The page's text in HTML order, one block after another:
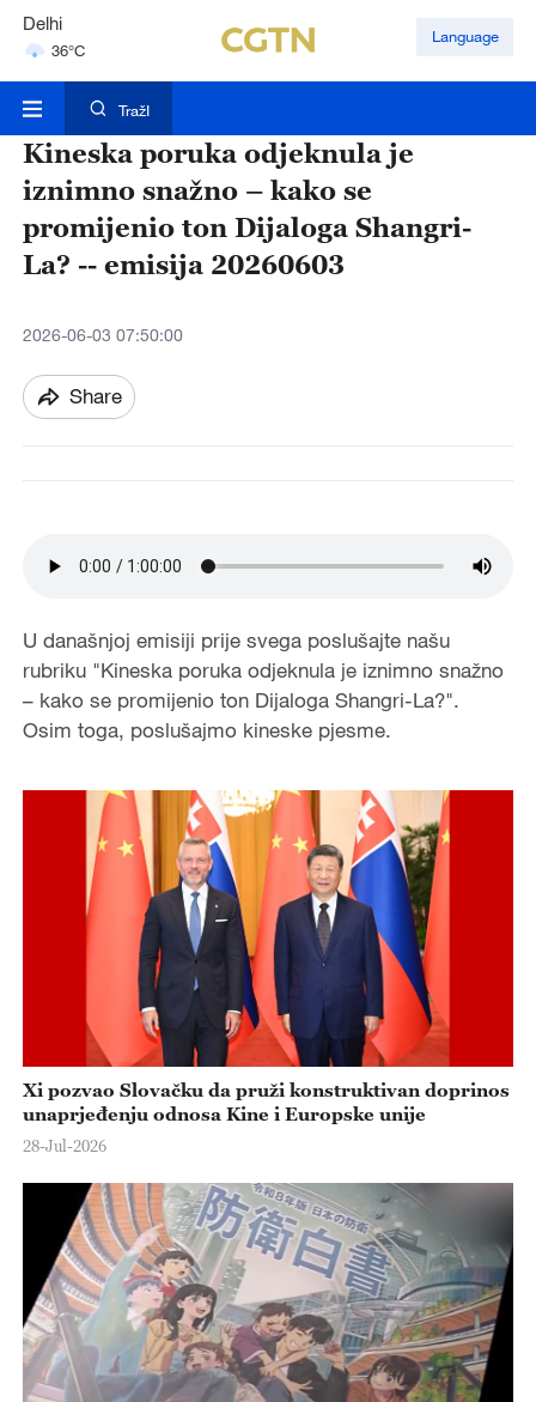
Delhi
36°C
Hyderabad
Language
TražI
Kineska poruka odjeknula je
iznimno snažno – kako se
promijenio ton Dijaloga Shangri-
La? -- emisija 20260603
2026-06-03 07:50:00
Share
U današnjoj emisiji prije svega poslušajte našu
rubriku "Kineska poruka odjeknula je iznimno snažno
– kako se promijenio ton Dijaloga Shangri-La?".
Osim toga, poslušajmo kineske pjesme.
Xi pozvao Slovačku da pruži konstruktivan doprinos
unaprjeđenju odnosa Kine i Europske unije
28-Jul-2026